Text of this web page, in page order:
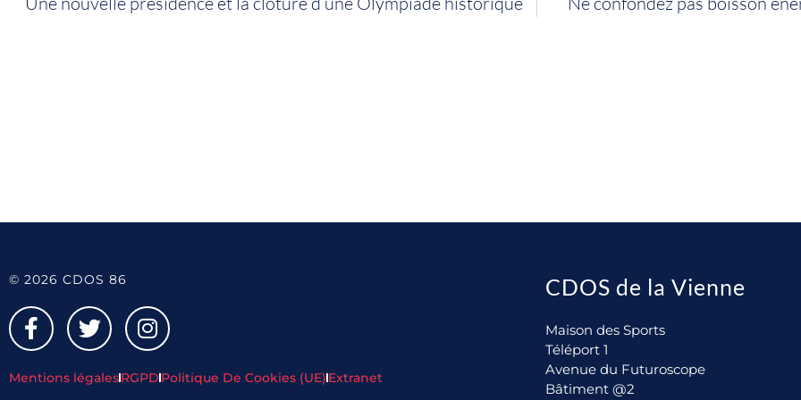
© 2026 CDOS 86
Mentions légalesRGPD Politique De Cookies (UE) Extranet
CDOS de la Vienne
Maison des Sports
Téléport 1
Avenue du Futuroscope
Bâtiment @2